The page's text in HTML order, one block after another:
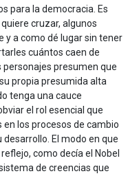
para la democracia. Es
cruzar, algunos
y a como dé lugar sin tener
cuántos caen de
presumen que
propia presumida alta
tenga una cauce
el rol esencial que
los procesos de cambio
El modo en que
como decía el Nobel
de creencias que